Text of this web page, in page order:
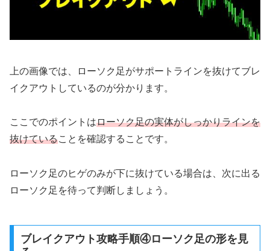
上の画像では、ローソク足がサポートラインを抜けてブレ
イクアウトしているのが分かります。
ここでのポイントはローソク足の実体がしっかりラインを
抜けていることを確認することです。
ローソク足のヒゲのみが下に抜けている場合は、次に出る
ローソク足を待って判断しましょう。
ブレイクアウト攻略手順④ローソク足の形を見